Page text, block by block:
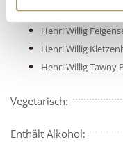
Henri Willig
Henri Willig
Henri Willig
Henri Willig Tawny
Vegetarisch:
Enthält Alkohol: